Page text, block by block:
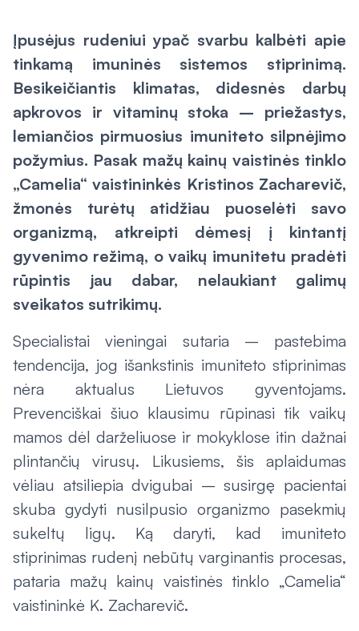
Įpusėjus rudeniui ypač svarbu kalbėti apie
tinkamą imuninės sistemos stiprinimą.
Besikeičiantis klimatas, didesnės darbų
apkrovos ir vitaminų stoka – priežastys,
lemiančios pirmuosius imuniteto silpnėjimo
požymius. Pasak mažų kainų vaistinės tinklo
„Camelia“ vaistininkės Kristinos Zacharevič,
žmonės turėtų atidžiau puoselėti savo
organizmą, atkreipti dėmesį į kintantį
gyvenimo režimą, o vaikų imunitetu pradėti
rūpintis jau dabar, nelaukiant galimų
sveikatos sutrikimų.
Specialistai vieningai sutaria – pastebima
tendencija, jog išankstinis imuniteto stiprinimas
nėra aktualus Lietuvos gyventojams.
Prevenciškai šiuo klausimu rūpinasi tik vaikų
mamos dėl darželiuose ir mokyklose itin dažnai
plintančių virusų. Likusiems, šis aplaidumas
vėliau atsiliepia dvigubai – susirgę pacientai
skuba gydyti nusilpusio organizmo pasekmių
sukeltų ligų. Ką daryti, kad imuniteto
stiprinimas rudenį nebūtų varginantis procesas,
pataria mažų kainų vaistinės tinklo „Camelia“
vaistininkė K. Zacharevič.